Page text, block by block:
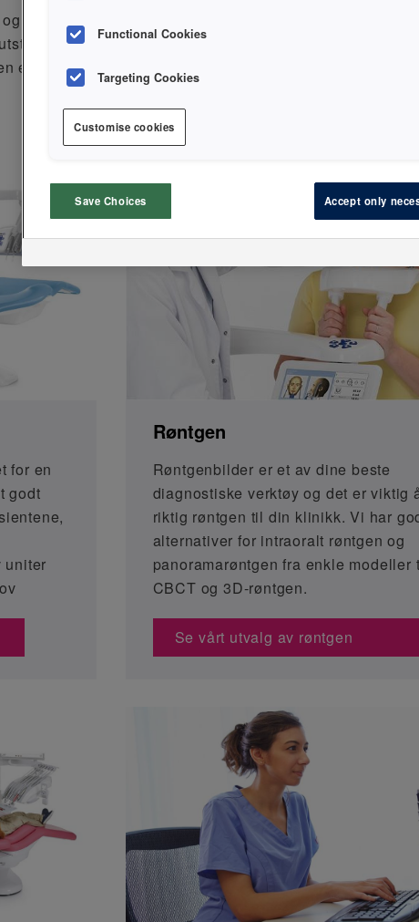
sortiment inneholder alt fra moderne uniter bygget for
for sterilen som desinfektorer og autoklaver. Vi
enklere og bedre hverdag, og vi hjelper deg hele veien
for en
godt
uniter
Røntgen
Røntgenbilder er et av dine beste
diagnostiske verktøy og det er viktig
riktig røntgen til din klinikk. Vi har
alternativer for intraoralt røntgen og
panoramarøntgen fra enkle modeller
CBCT og 3D-røntgen.
Se vårt utvalg av røntgen
Functional Cookies
Targeting Cookies
Customise cookies
Save Choices Accept only